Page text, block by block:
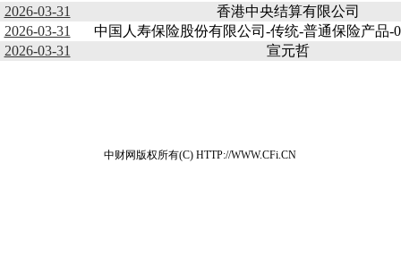
2026-03-31
香港中央结算有限公司
2026-03-31
中国人寿保险股份有限公司-传统-普通保险产品-
2026-03-31
宣元哲
中财网版权所有(C) HTTP://WWW.CFi.CN